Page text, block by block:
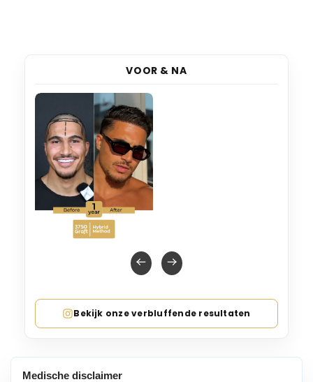
VOOR & NA
Bekijk onze verbluffende resultaten
Medische disclaimer